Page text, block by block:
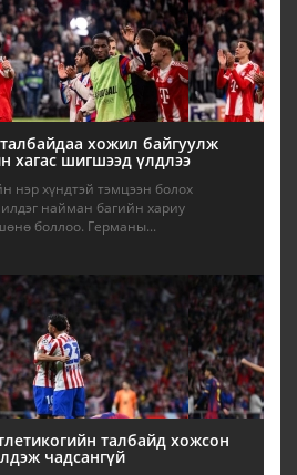
хожил байгуулж
хагас шигшээд үлдлээ
нэр хүндтэй тэмцээн болох
найман багийн хариу
боллоо. Германы...
талбайд хожсон
чадсангүй